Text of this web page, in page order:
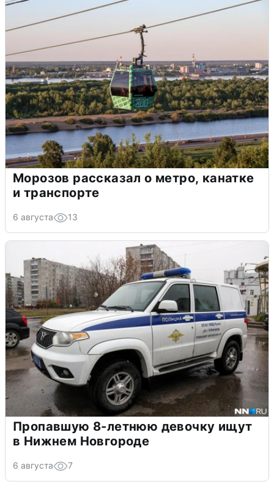
Морозов рассказал о метро, канатке
и транспорте
6 августа 13
Пропавшую 8-летнюю девочку ищут
в Нижнем Новгороде
6 августа 7